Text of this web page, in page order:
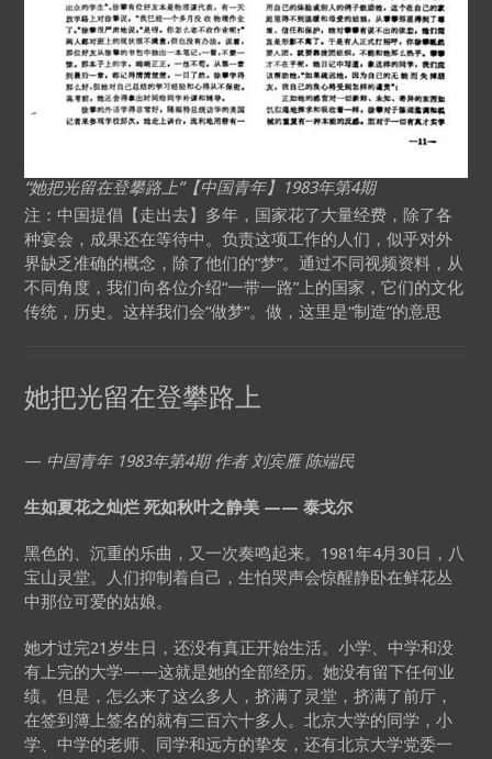
“她把光留在登攀路上”【中国青年】1983年第4期
注：中国提倡【走出去】多年，国家花了大量经费，除了各
种宴会，成果还在等待中。负责这项工作的人们，似乎对外
界缺乏准确的概念，除了他们的“梦”。通过不同视频资料，从
不同角度，我们向各位介绍“一带一路”上的国家，它们的文化
传统，历史。这样我们会“做梦”。做，这里是“制造”的意思
她把光留在登攀路上
— 中国青年 1983年第4期 作者 刘宾雁 陈端民
生如夏花之灿烂 死如秋叶之静美 —— 泰戈尔
黑色的、沉重的乐曲，又一次奏鸣起来。1981年4月30日，八
宝山灵堂。人们抑制着自己，生怕哭声会惊醒静卧在鲜花丛
中那位可爱的姑娘。
她才过完21岁生日，还没有真正开始生活。小学、中学和没
有上完的大学——这就是她的全部经历。她没有留下任何业
绩。但是，怎么来了这么多人，挤满了灵堂，挤满了前厅，
在签到簿上签名的就有三百六十多人。北京大学的同学，小
学、中学的老师、同学和远方的挚友，还有北京大学党委一